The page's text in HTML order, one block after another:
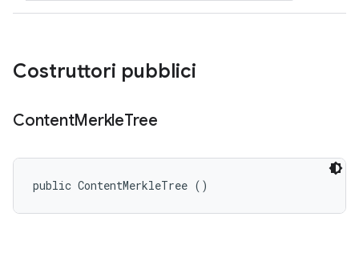
Costruttori pubblici
ContentMerkleTree
public ContentMerkleTree ()